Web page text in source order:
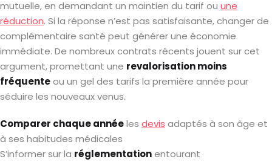
mutuelle, en demandant un maintien du tarif ou une
réduction. Si la réponse n’est pas satisfaisante, changer de
complémentaire santé peut générer une économie
immédiate. De nombreux contrats récents jouent sur cet
argument, promettant une revalorisation moins
fréquenteou un gel des tarifs la première année pour
séduire les nouveaux venus.
Comparer chaque annéeles devis adaptés à son âge et
à ses habitudes médicales
S’informer sur la réglementationentourant